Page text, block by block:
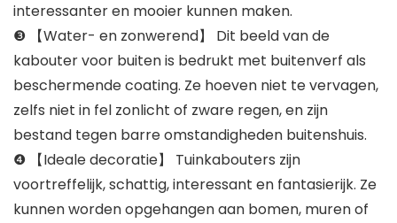
interessanter en mooier kunnen maken.
❸ 【Water- en zonwerend】 Dit beeld van de
kabouter voor buiten is bedrukt met buitenverf als
beschermende coating. Ze hoeven niet te vervagen,
zelfs niet in fel zonlicht of zware regen, en zijn
bestand tegen barre omstandigheden buitenshuis.
❹ 【Ideale decoratie】 Tuinkabouters zijn
voortreffelijk, schattig, interessant en fantasierijk. Ze
kunnen worden opgehangen aan bomen, muren of